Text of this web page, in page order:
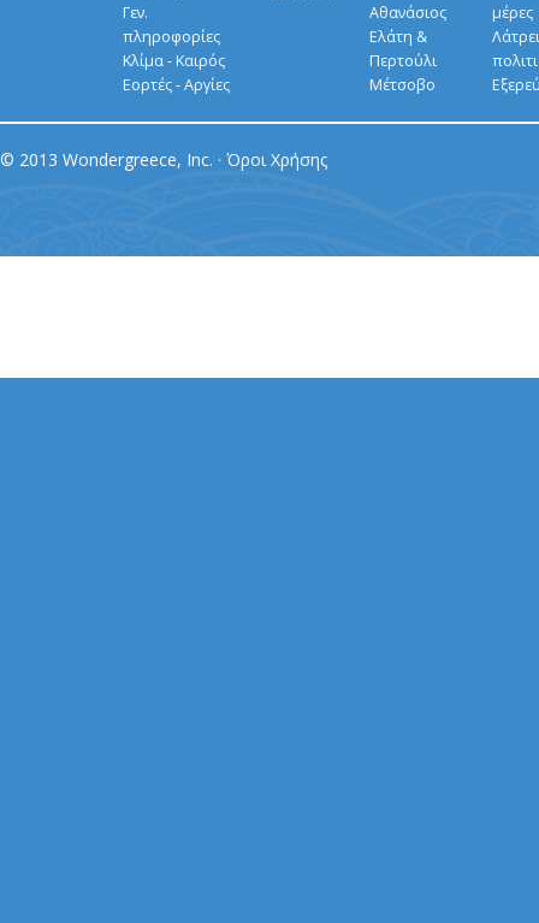
Γεν.
πληροφορίες
Κλίμα - Καιρός
Εορτές - Αργίες
Αθανάσιος
Ελάτη &
Περτούλι
Μέτσοβο
μέρες
© 2013 Wondergreece, Inc. · Όροι Χρήσης